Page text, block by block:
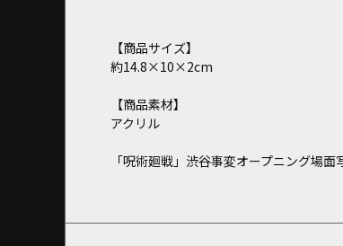
【商品サイズ】
約14.8×10×2cm
【商品素材】
アクリル
「呪術廻戦」渋谷事変オープニング場